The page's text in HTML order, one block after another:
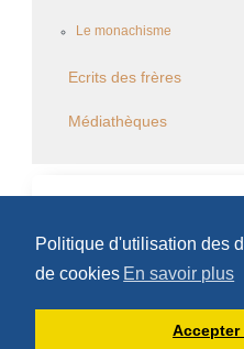
Politique d'utilisation des
de cookies En savoir plus
Accepter
Le monachisme
Ecrits des frères
Médiathèques
Aucun évènement